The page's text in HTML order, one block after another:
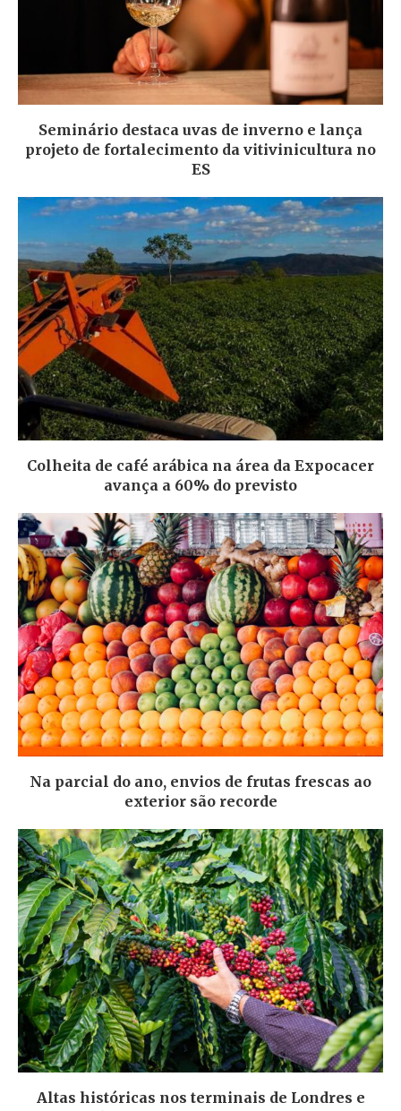
Seminário destaca uvas de inverno e lança
projeto de fortalecimento da vitivinicultura no
ES
Colheita de café arábica na área da Expocacer
avança a 60% do previsto
Na parcial do ano, envios de frutas frescas ao
exterior são recorde
Altas históricas nos terminais de Londres e